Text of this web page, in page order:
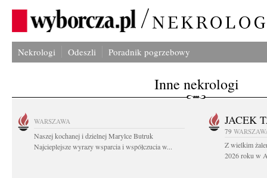
Nekrologi Odeszli Poradnik pogrzebowy
Inne nekrologi
WARSZAWA
Naszej kochanej i dzielnej Marylce Butruk
Najcieplejsze wyrazy wsparcia i współczucia w...
JACEK
79
Z wielkim
2026 roku w